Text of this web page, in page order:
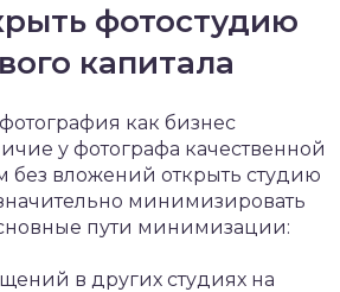
фотостудию
капитала
как бизнес
у фотографа качественной
без вложений открыть студию
минимизировать
пути минимизации:
в других студиях на